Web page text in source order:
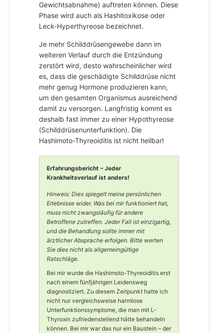
Gewichtsabnahme) auftreten können. Diese
Phase wird auch als Hashitoxikose oder
Leck-Hyperthyreose bezeichnet.
Je mehr Schilddrüsengewebe dann im
weiteren Verlauf durch die Entzündung
zerstört wird, desto wahrscheinlicher wird
es, dass die geschädigte Schilddrüse nicht
mehr genug Hormone produzieren kann,
um den gesamten Organismus ausreichend
damit zu versorgen. Langfristig kommt es
deshalb fast immer zu einer Hypothyreose
(Schilddrüsenunterfunktion). Die
Hashimoto-Thyreoiditis ist nicht heilbar!
Erfahrungsbericht – Jeder
Krankheitsverlauf ist anders!
Hinweis: Dies spiegelt meine persönlichen
Erlebnisse wider. Was bei mir funktioniert hat,
muss nicht zwangsläufig für andere
Betroffene zutreffen. Jeder Fall ist einzigartig,
und die Behandlung sollte immer mit
ärztlicher Absprache erfolgen. Bitte werten
Sie dies nicht als allgemeingültige
Ratschläge.
Bei mir wurde die Hashimoto-Thyreoiditis erst
nach einem fünfjährigen Leidensweg
diagnostiziert. Zu diesem Zeitpunkt hatte ich
nicht nur vergleichsweise harmlose
Unterfunktionssymptome, die man mit L-
Thyroxin zufriedenstellend hätte behandeln
können. Bei mir war das nur ein Baustein – der